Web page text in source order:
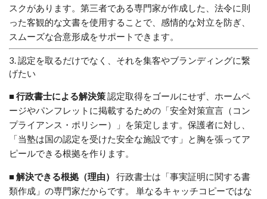
スクがあります。第三者である専門家が作成した、法令に則
った客観的な文書を使用することで、感情的な対立を防ぎ、
スムーズな合意形成をサポートできます。
3. 認定を取るだけでなく、それを集客やブランディングに繋
げたい
■ 行政書士による解決策認定取得をゴールにせず、ホームペ
ージやパンフレットに掲載するための「安全対策宣言（コン
プライアンス・ポリシー）」を策定します。保護者に対し、
「当塾は国の認定を受けた安全な施設です」と胸を張ってア
ピールできる根拠を作ります。
■ 解決できる根拠（理由）
行政書士は「事実証明に関する書
類作成」の専門家だからです。 単なるキャッチコピーではな